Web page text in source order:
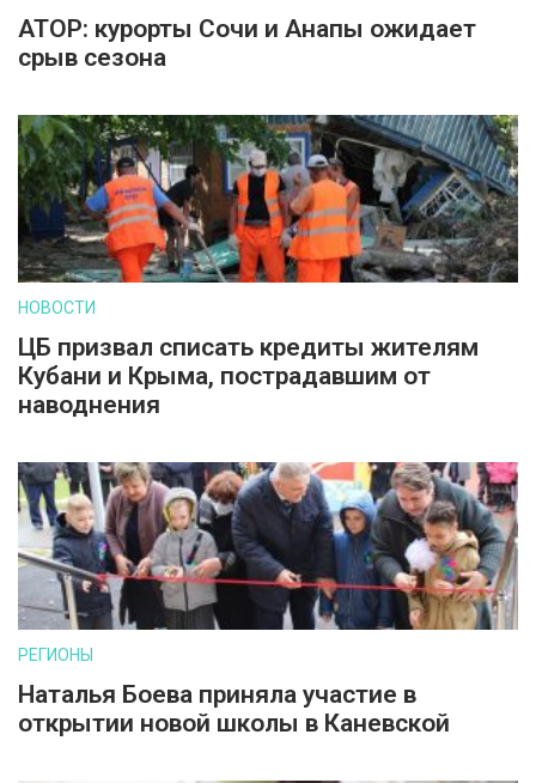
АТОР: курорты Сочи и Анапы ожидает
срыв сезона
НОВОСТИ
ЦБ призвал списать кредиты жителям
Кубани и Крыма, пострадавшим от
наводнения
РЕГИОНЫ
Наталья Боева приняла участие в
открытии новой школы в Каневской